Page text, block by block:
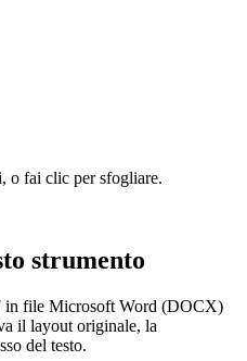
o fai clic per sfogliare.
strumento
in file Microsoft Word (DOCX)
il layout originale, la
del testo.